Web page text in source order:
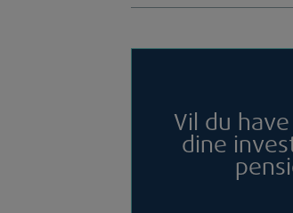
Vil du
dine